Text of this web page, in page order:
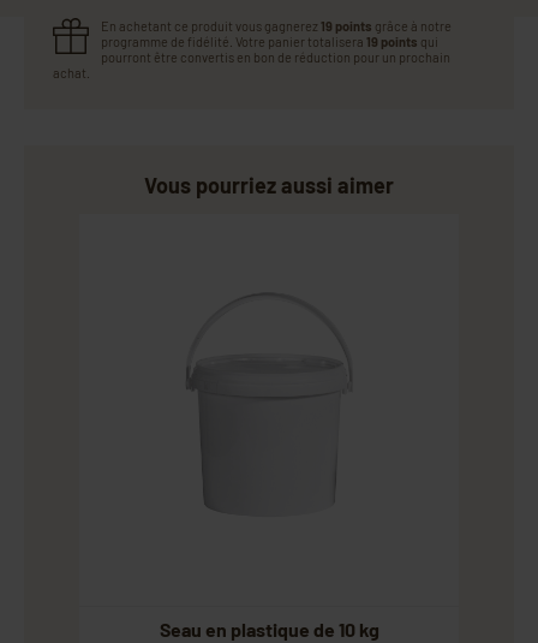
En achetant ce produit vous gagnerez 19 points grâce à notre
programme de fidélité. Votre panier totalisera 19 points qui
pourront être convertis en bon de réduction pour un prochain
achat.
Vous pourriez aussi aimer
Seau en plastique de 10 kg